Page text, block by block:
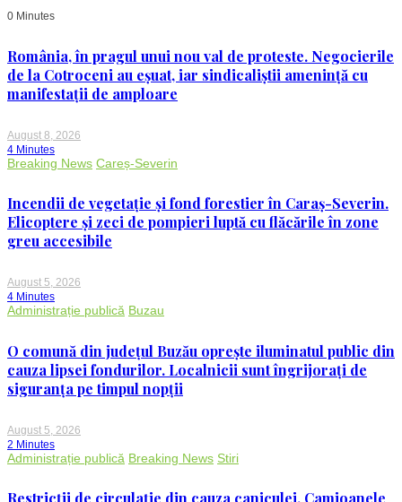
Generalului
Negru
0 Minutes
România, în pragul unui nou val de proteste. Negocierile
de la Cotroceni au eșuat, iar sindicaliștii amenință cu
manifestații de amploare
August 8, 2026
4 Minutes
Breaking News Careș-Severin
Incendii de vegetație și fond forestier în Caraș-Severin.
Elicoptere și zeci de pompieri luptă cu flăcările în zone
greu accesibile
August 5, 2026
4 Minutes
Administrație publică Buzau
O comună din județul Buzău oprește iluminatul public din
cauza lipsei fondurilor. Localnicii sunt îngrijorați de
siguranța pe timpul nopții
August 5, 2026
2 Minutes
Administrație publică Breaking News Stiri